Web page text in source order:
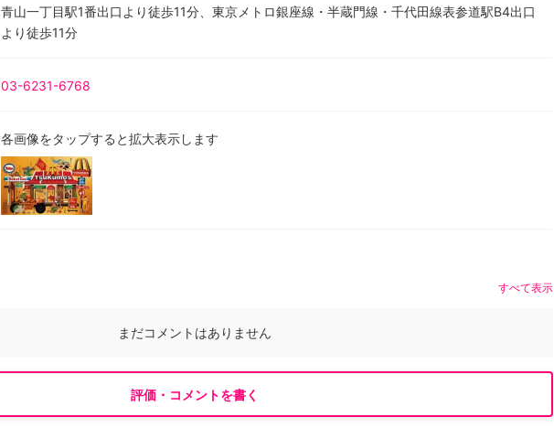
青山一丁目駅1番出口より徒歩11分、東京メトロ銀座線・半蔵門線・千代田線表参道駅B4出口
より徒歩11分
03-6231-6768
各画像をタップすると拡大表示します
すべて表示
まだコメントはありません
評価・コメントを書く